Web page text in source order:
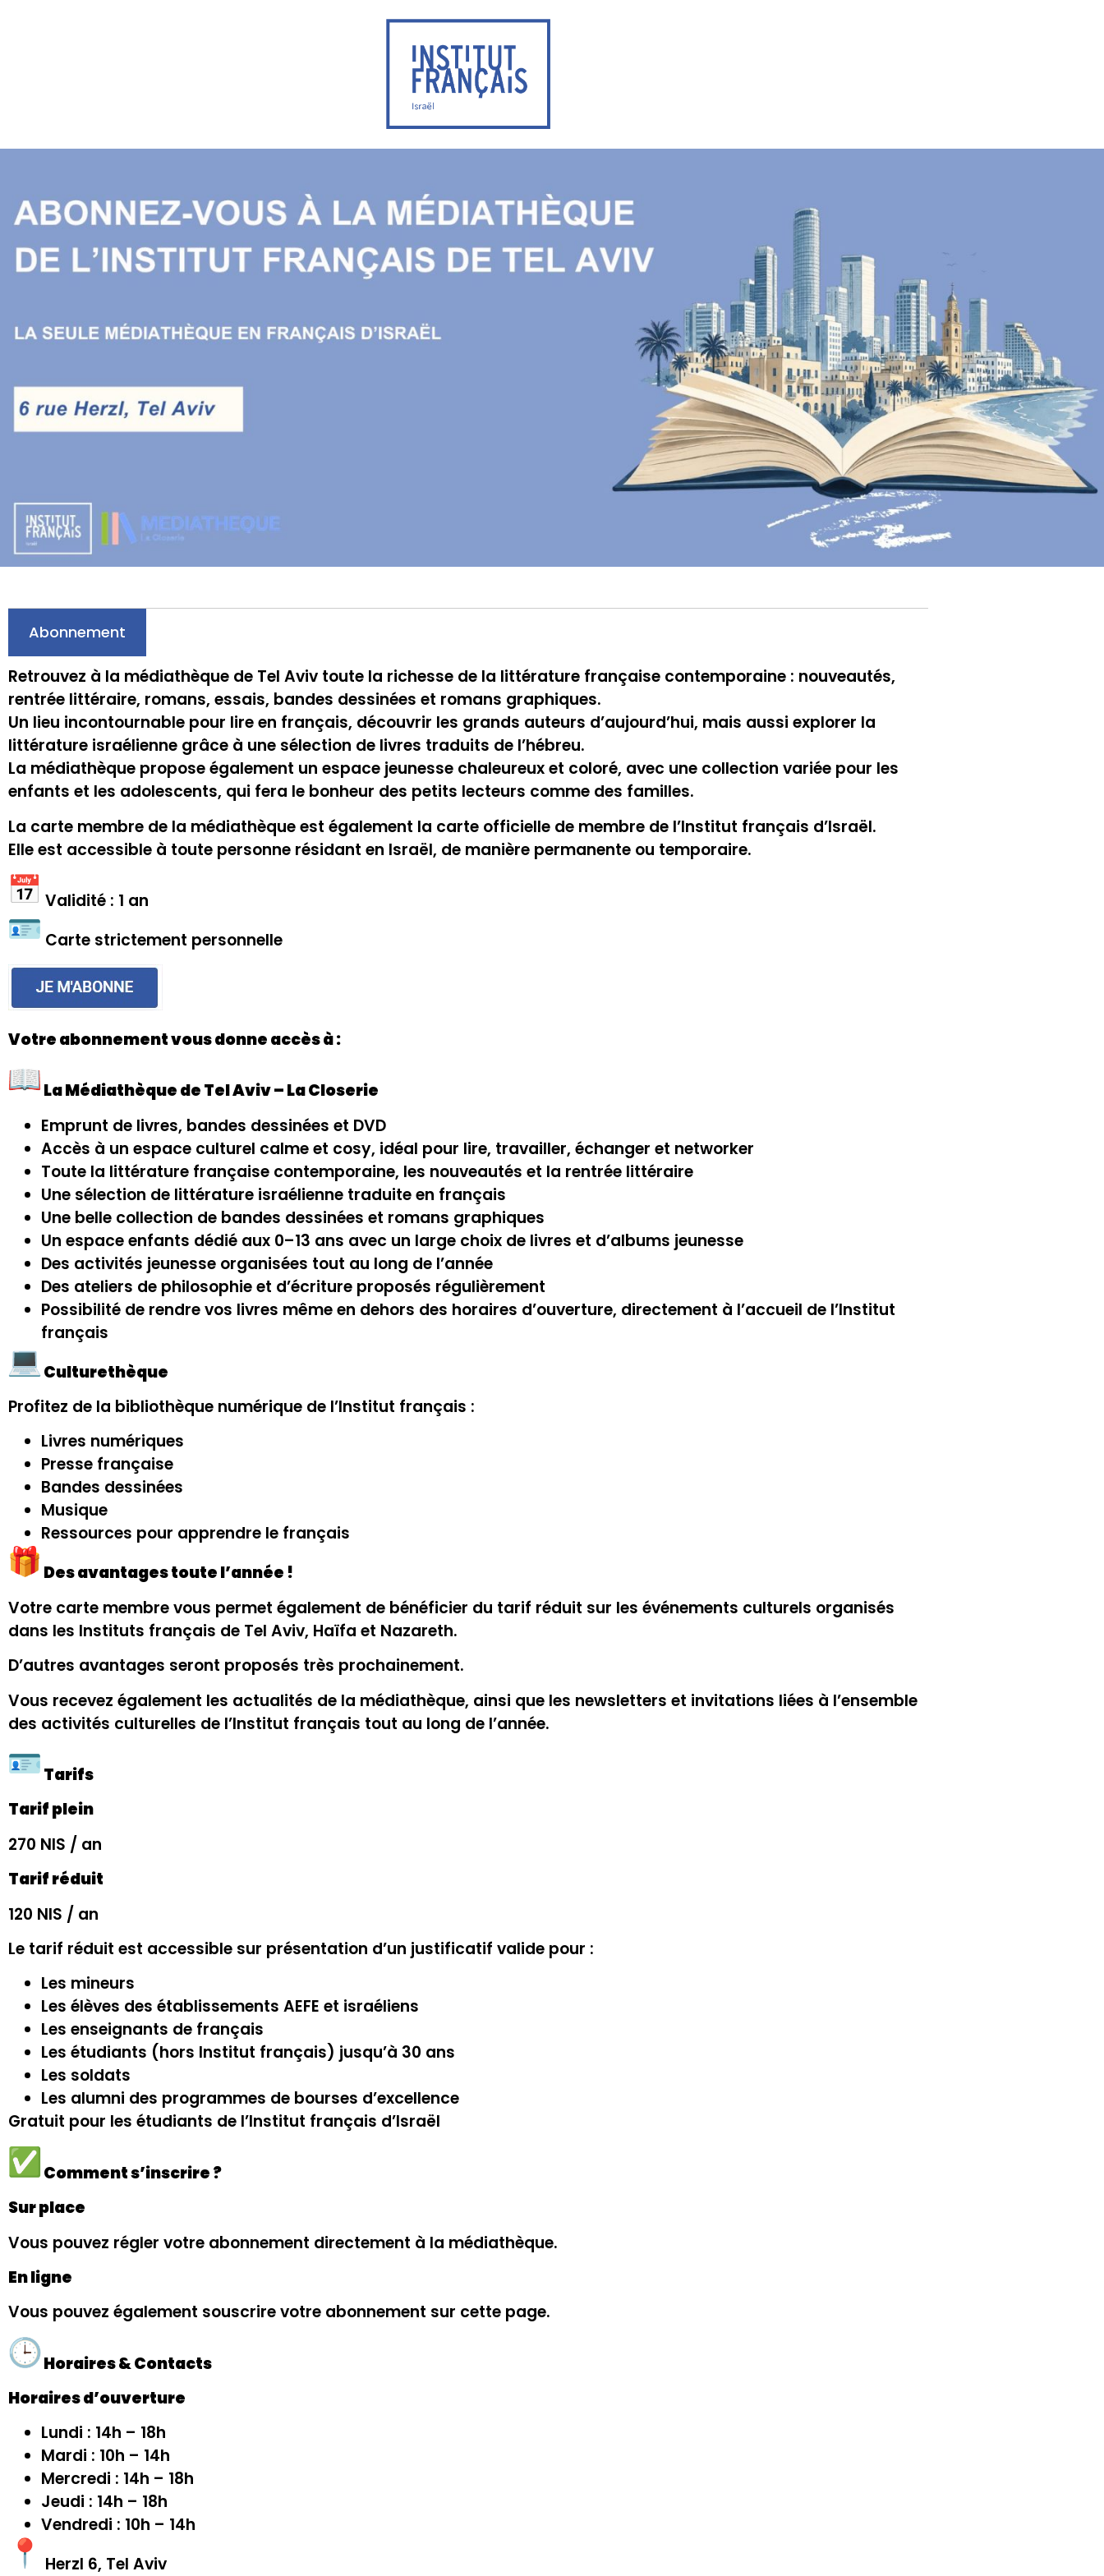
Abonnement
Retrouvez à la médiathèque de Tel Aviv toute la richesse de la littérature française contemporaine : nouveautés,
rentrée littéraire, romans, essais, bandes dessinées et romans graphiques.
Un lieu incontournable pour lire en français, découvrir les grands auteurs d’aujourd’hui, mais aussi explorer la
littérature israélienne grâce à une sélection de livres traduits de l’hébreu.
La médiathèque propose également un espace jeunesse chaleureux et coloré, avec une collection variée pour les
enfants et les adolescents, qui fera le bonheur des petits lecteurs comme des familles.
La carte membre de la médiathèque est également la carte officielle de membre de l’Institut français d’Israël.
Elle est accessible à toute personne résidant en Israël, de manière permanente ou temporaire.
Validité : 1 an
Carte strictement personnelle
Votre abonnement vous donne accès à :
La Médiathèque de Tel Aviv – La Closerie
Emprunt de livres, bandes dessinées et DVD
Accès à un espace culturel calme et cosy, idéal pour lire, travailler, échanger et networker
Toute la littérature française contemporaine, les nouveautés et la rentrée littéraire
Une sélection de littérature israélienne traduite en français
Une belle collection de bandes dessinées et romans graphiques
Un espace enfants dédié aux 0–13 ans avec un large choix de livres et d’albums jeunesse
Des activités jeunesse organisées tout au long de l’année
Des ateliers de philosophie et d’écriture proposés régulièrement
Possibilité de rendre vos livres même en dehors des horaires d’ouverture, directement à l’accueil de l’Institut
français
Culturethèque
Profitez de la bibliothèque numérique de l’Institut français :
Livres numériques
Presse française
Bandes dessinées
Musique
Ressources pour apprendre le français
Des avantages toute l’année !
Votre carte membre vous permet également de bénéficier du tarif réduit sur les événements culturels organisés
dans les Instituts français de Tel Aviv, Haïfa et Nazareth.
D’autres avantages seront proposés très prochainement.
Vous recevez également les actualités de la médiathèque, ainsi que les newsletters et invitations liées à l’ensemble
des activités culturelles de l’Institut français tout au long de l’année.
Tarifs
Tarif plein
270 NIS / an
Tarif réduit
120 NIS / an
Le tarif réduit est accessible sur présentation d’un justificatif valide pour :
Les mineurs
Les élèves des établissements AEFE et israéliens
Les enseignants de français
Les étudiants (hors Institut français) jusqu’à 30 ans
Les soldats
Les alumni des programmes de bourses d’excellence
Gratuit pour les étudiants de l’Institut français d’Israël
Comment s’inscrire ?
Sur place
Vous pouvez régler votre abonnement directement à la médiathèque.
En ligne
Vous pouvez également souscrire votre abonnement sur cette page.
Horaires & Contacts
Horaires d’ouverture
Lundi : 14h – 18h
Mardi : 10h – 14h
Mercredi : 14h – 18h
Jeudi : 14h – 18h
Vendredi : 10h – 14h
Herzl 6, Tel Aviv